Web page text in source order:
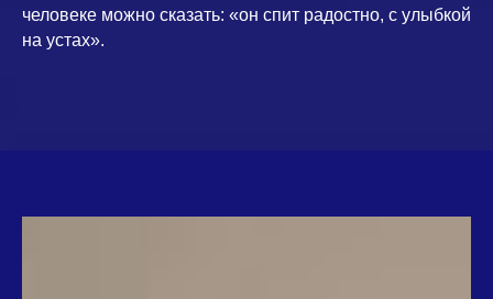
человеке можно сказать: «он спит радостно, с улыбкой
на устах».